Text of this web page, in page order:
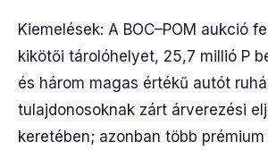
Kiemelések: A BOC–POM aukció
kikötői tárolóhelyet, 25,7 millió P
és három magas értékű autót
tulajdonosoknak zárt árverezési
keretében; azonban több